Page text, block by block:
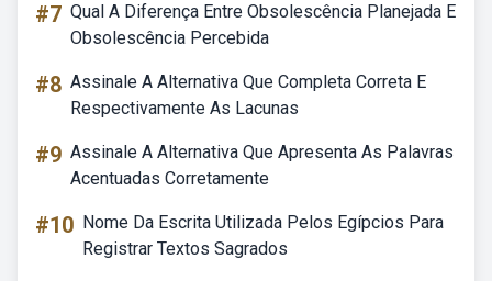
#7 Qual A Diferença Entre Obsolescência Planejada E
Obsolescência Percebida
#8 Assinale A Alternativa Que Completa Correta E
Respectivamente As Lacunas
#9 Assinale A Alternativa Que Apresenta As Palavras
Acentuadas Corretamente
#10 Nome Da Escrita Utilizada Pelos Egípcios Para
Registrar Textos Sagrados